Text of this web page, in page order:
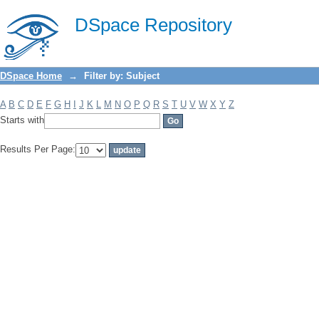
DSpace Repository
Filter by: Subject
DSpace Home → Filter by: Subject
A B C D E F G H J K L M N O P Q R S T U V W X Y Z
Starts with
Results Per Page: